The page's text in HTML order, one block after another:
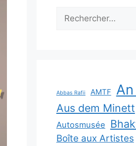
Rechercher :
Abbas Rafii AMTF
Aus dem Minett
Autosmusée
Boîte aux Artistes